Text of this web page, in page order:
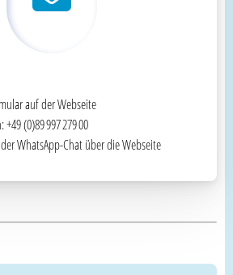
auf der Webseite
+49 (0)89 997 279 00
WhatsApp-Chat über die Webseite